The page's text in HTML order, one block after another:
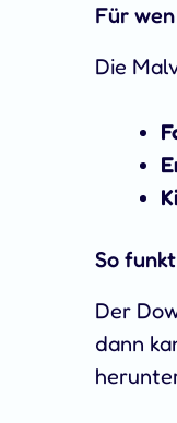
Für
Die
So
Der
dann